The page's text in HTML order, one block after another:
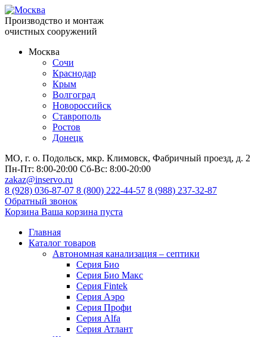
Производство и монтаж
очистных сооружений
Москва
Сочи
Краснодар
Крым
Волгоград
Новороссийск
Ставрополь
Ростов
Донецк
МО, г. о. Подольск, мкр. Климовск, Фабричный проезд, д. 2
Пн-Пт: 8:00-20:00 Сб-Вс: 8:00-20:00
zakaz@inservo.ru
8 (928) 036-87-07 8 (800) 222-44-57 8 (988) 237-32-87
Обратный звонок
Корзина Ваша корзина пуста
Главная
Каталог товаров
Автономная канализация – септики
Серия Био
Серия Био Макс
Серия Fintek
Серия Аэро
Серия Профи
Серия Alfa
Серия Атлант